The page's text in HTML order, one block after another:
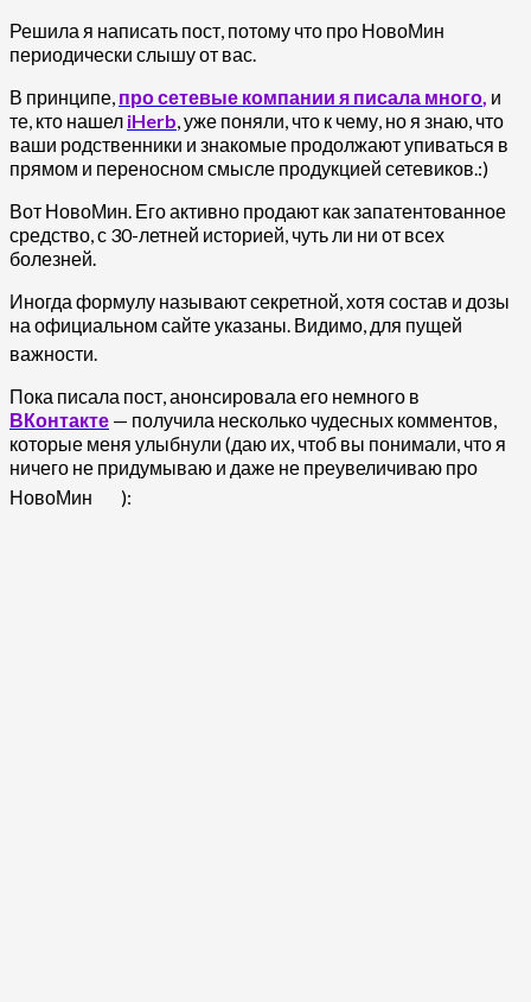
Решила я написать пост, потому что про НовоМин
периодически слышу от вас.
В принципе, про сетевые компании я писала много, и
те, кто нашел iHerb, уже поняли, что к чему, но я знаю, что
ваши родственники и знакомые продолжают упиваться в
прямом и переносном смысле продукцией сетевиков.:)
Вот НовоМин. Его активно продают как запатентованное
средство, с 30-летней историей, чуть ли ни от всех
болезней.
Иногда формулу называют секретной, хотя состав и дозы
на официальном сайте указаны. Видимо, для пущей
важности.
Пока писала пост, анонсировала его немного в
ВКонтакте — получила несколько чудесных комментов,
которые меня улыбнули (даю их, чтоб вы понимали, что я
ничего не придумываю и даже не преувеличиваю про
НовоМин
):